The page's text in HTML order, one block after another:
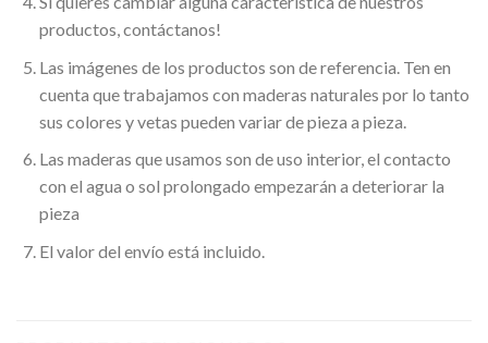
productos, contáctanos!
Las imágenes de los productos son de referencia. Ten en
cuenta que trabajamos con maderas naturales por lo tanto
sus colores y vetas pueden variar de pieza a pieza.
Las maderas que usamos son de uso interior, el contacto
con el agua o sol prolongado empezarán a deteriorar la
pieza
El valor del envío está incluido.